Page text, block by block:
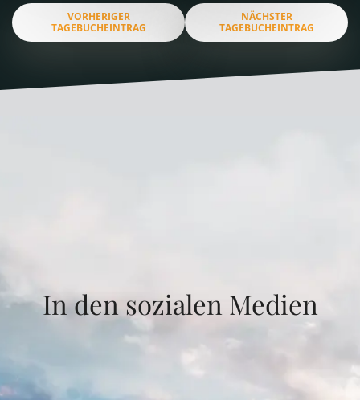
VORHERIGER
TAGEBUCHEINTRAG
NÄCHSTER
TAGEBUCHEINTRAG
In den sozialen Medien